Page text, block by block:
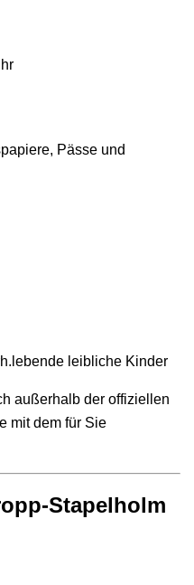
Pässe und
leibliche Kinder
außerhalb der offiziellen
mit dem für Sie
Stapelholm